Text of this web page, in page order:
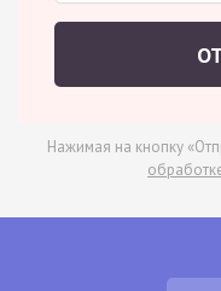
Нажимая на кнопку